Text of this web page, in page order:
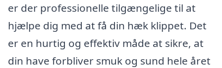
er der professionelle tilgængelige til at
hjælpe dig med at få din hæk klippet. Det
er en hurtig og effektiv måde at sikre, at
din have forbliver smuk og sund hele året